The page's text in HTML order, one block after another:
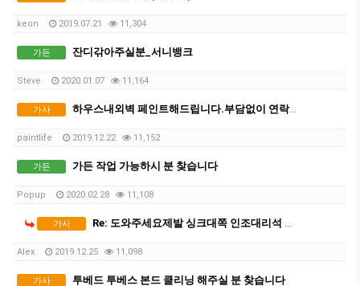
keon 2019.07.21 11,304
가든 잔디갂아주실분_서니뱅크
Steve 2020.01.07 11,164
가사 하우스내외벽 페인트해드립니다.부담없이 연락주세요
paintlife 2019.12.22 11,152
가든 가든 작업 가능하시 분 찾습니다
Popup 2020.02.28 11,108
가사 Re: 도와주세요제발 싱크대쪽 인조대리석 그을린자국 연마하는곳 아시는분!!(급함)
Alex 2019.12.25 11,098
가사 투베드 투베스 본드 클리닝 해주실 분 찾습니다